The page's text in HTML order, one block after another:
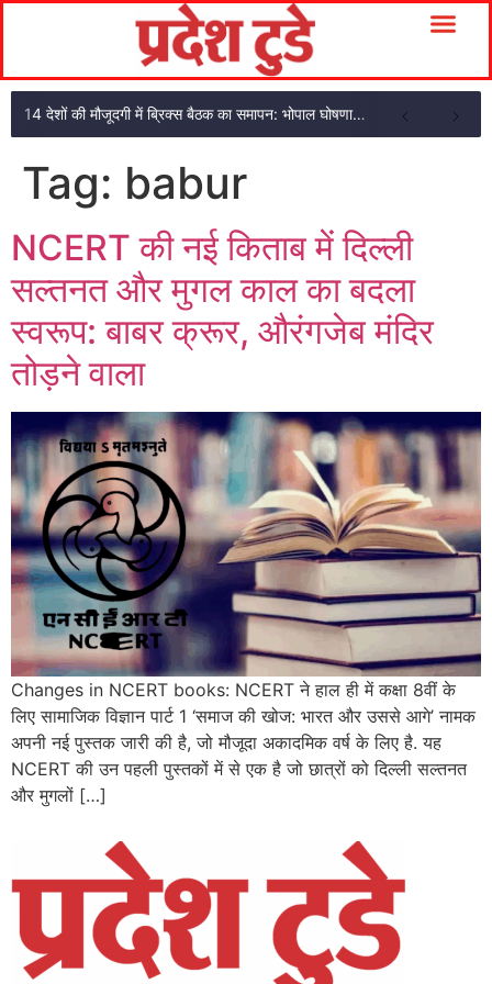
14 देशों की मौजूदगी में ब्रिक्स बैठक का समापन: भोपाल घोषणा पत्र अपनाया
Tag: babur
NCERT की नई किताब में दिल्ली
सल्तनत और मुगल काल का बदला
स्वरूप: बाबर क्रूर, औरंगजेब मंदिर
तोड़ने वाला
Changes in NCERT books: NCERT ने हाल ही में कक्षा 8वीं के
लिए सामाजिक विज्ञान पार्ट 1 ‘समाज की खोज: भारत और उससे आगे’ नामक
अपनी नई पुस्तक जारी की है, जो मौजूदा अकादमिक वर्ष के लिए है. यह
NCERT की उन पहली पुस्तकों में से एक है जो छात्रों को दिल्ली सल्तनत
और मुगलों […]